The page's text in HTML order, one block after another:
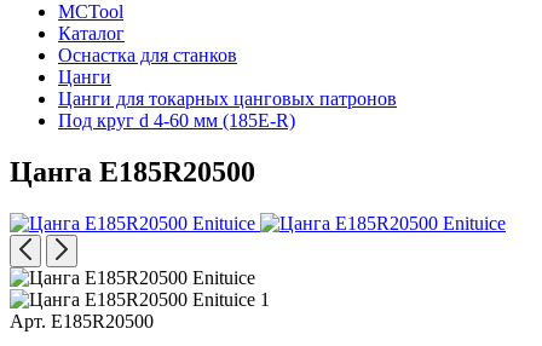
MCTool
Каталог
Оснастка для станков
Цанги
Цанги для токарных цанговых патронов
Под круг d 4-60 мм (185E-R)
Цанга E185R20500
Арт. E185R20500